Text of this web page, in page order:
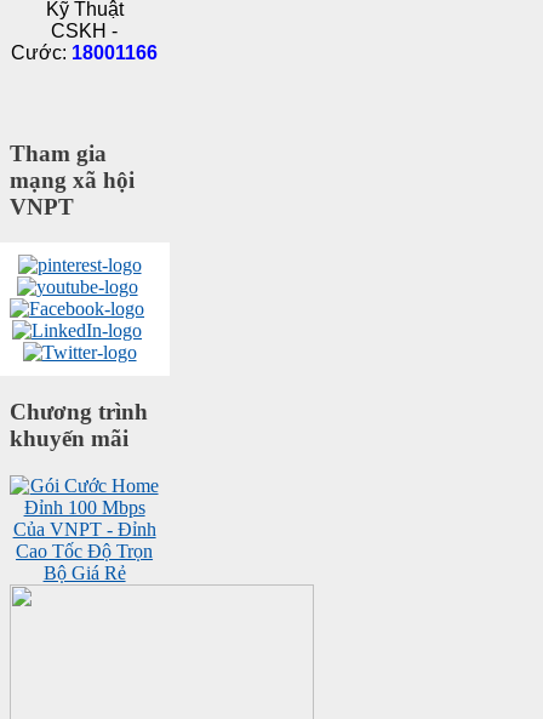
Kỹ Thuật
CSKH -
Cước: 18001166
Tham gia
mạng xã hội
VNPT
Chương trình
khuyến mãi